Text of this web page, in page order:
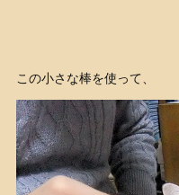
この小さな棒を使って、